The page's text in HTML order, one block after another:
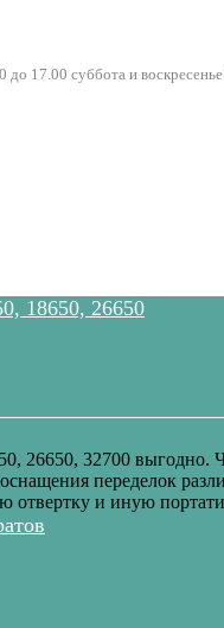
до 17.00 суббота и воскресенье
18650, 26650
26650, 32700
переделок
отвертку и иную